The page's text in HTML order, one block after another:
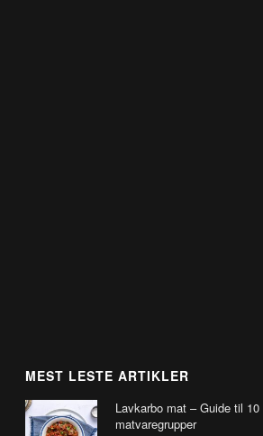
MEST LESTE ARTIKLER
Lavkarbo mat – Guide til
matvaregrupper